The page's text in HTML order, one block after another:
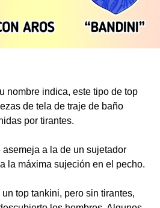
nombre indica, este tipo de top
de tela de traje de baño
por tirantes.
asemeja a la de un sujetador
la máxima sujeción en el pecho.
un top tankini, pero sin tirantes,